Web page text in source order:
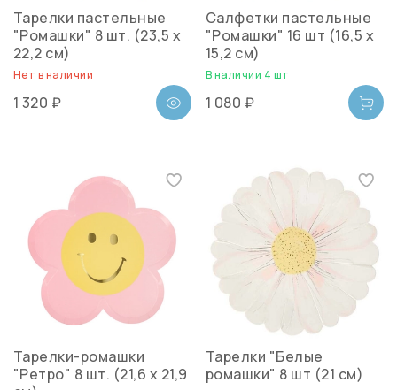
Тарелки пастельные
"Ромашки" 8 шт. (23,5 x
22,2 см)
Нет в наличии
1 320 ₽
Салфетки пастельные
"Ромашки" 16 шт (16,5 x
15,2 см)
В наличии 4 шт
1 080 ₽
Тарелки-ромашки
"Ретро" 8 шт. (21,6 x 21,9
Тарелки "Белые
ромашки" 8 шт (21 см)